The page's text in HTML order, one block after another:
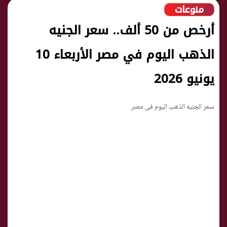
منوعات
سعر الجنيه الذهب اليوم في مصر
أرخص من 50 ألف.. سعر الجنيه
الذهب اليوم في مصر الأربعاء 10
يونيو 2026